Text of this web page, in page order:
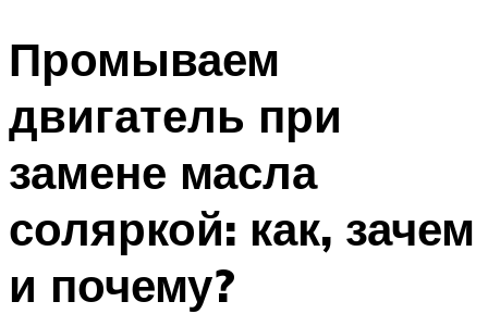
Промываем
двигатель при
замене масла
соляркой: как, зачем
и почему?